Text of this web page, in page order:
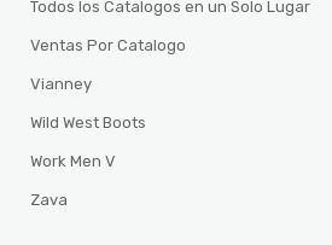
Todos los Catalogos en un Solo Lugar
Ventas Por Catalogo
Vianney
Wild West Boots
Work Men V
Zava